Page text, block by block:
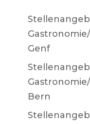
Genf
Bern